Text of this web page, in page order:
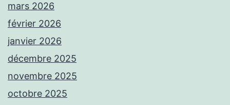
mars 2026
février 2026
janvier 2026
décembre 2025
novembre 2025
octobre 2025